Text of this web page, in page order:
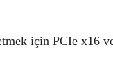
için PCIe